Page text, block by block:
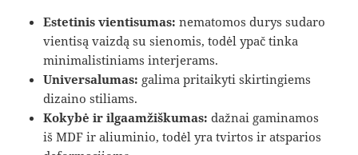
Estetinis vientisumas: nematomos durys sudaro
vientisą vaizdą su sienomis, todėl ypač tinka
minimalistiniams interjerams.
Universalumas: galima pritaikyti skirtingiems
dizaino stiliams.
Kokybė ir ilgaamžiškumas: dažnai gaminamos
iš MDF ir aliuminio, todėl yra tvirtos ir atsparios